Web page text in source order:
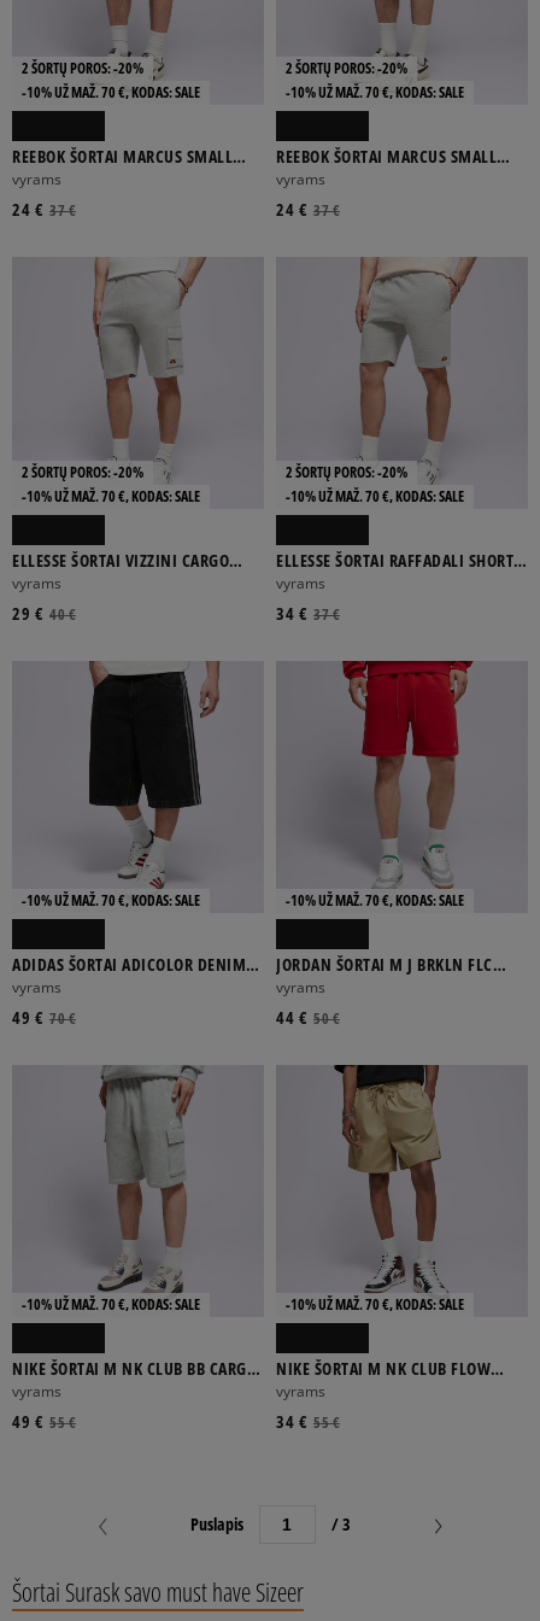
2 ŠORTŲ POROS: -20%
-10% UŽ MAŽ. 70 €, KODAS: SALE
REEBOK ŠORTAI MARCUS SMALL
LOGO FLEECE SHORTS
vyrams
37 €
24 €
2 ŠORTŲ POROS: -20%
-10% UŽ MAŽ. 70 €, KODAS: SALE
REEBOK ŠORTAI MARCUS SMALL
LOGO FLEECE SHORTS
vyrams
37 €
24 €
2 ŠORTŲ POROS: -20%
-10% UŽ MAŽ. 70 €, KODAS: SALE
ELLESSE ŠORTAI VIZZINI CARGO
SHORTS GREY MRL
vyrams
40 €
29 €
2 ŠORTŲ POROS: -20%
-10% UŽ MAŽ. 70 €, KODAS: SALE
ELLESSE ŠORTAI RAFFADALI SHORTS
GREY MRL
vyrams
37 €
34 €
-10% UŽ MAŽ. 70 €, KODAS: SALE
ADIDAS ŠORTAI ADICOLOR DENIM
FIREBIRD SHORTS
vyrams
70 €
49 €
-10% UŽ MAŽ. 70 €, KODAS: SALE
JORDAN ŠORTAI M J BRKLN FLC
SHORT
vyrams
50 €
44 €
-10% UŽ MAŽ. 70 €, KODAS: SALE
NIKE ŠORTAI M NK CLUB BB CARGO
SHORT
vyrams
55 €
49 €
-10% UŽ MAŽ. 70 €, KODAS: SALE
NIKE ŠORTAI M NK CLUB FLOW
WASH SHORT
vyrams
55 €
34 €
Puslapis / 3
Šortai Surask savo must have Sizeer